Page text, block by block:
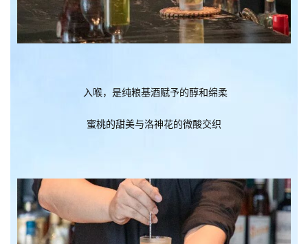
入喉，是纯粮基酒赋予的醇和绵柔
蜜桃的甜美与洛神花的微酸交织